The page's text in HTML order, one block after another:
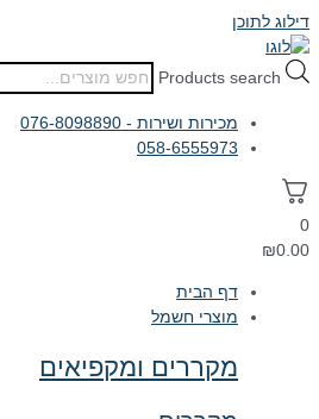
דילוג לתוכן
Products search
מכירות ושירות - 076-8098890
058-6555973
0
₪0.00
דף הבית
מוצרי חשמל
מקררים ומקפיאים